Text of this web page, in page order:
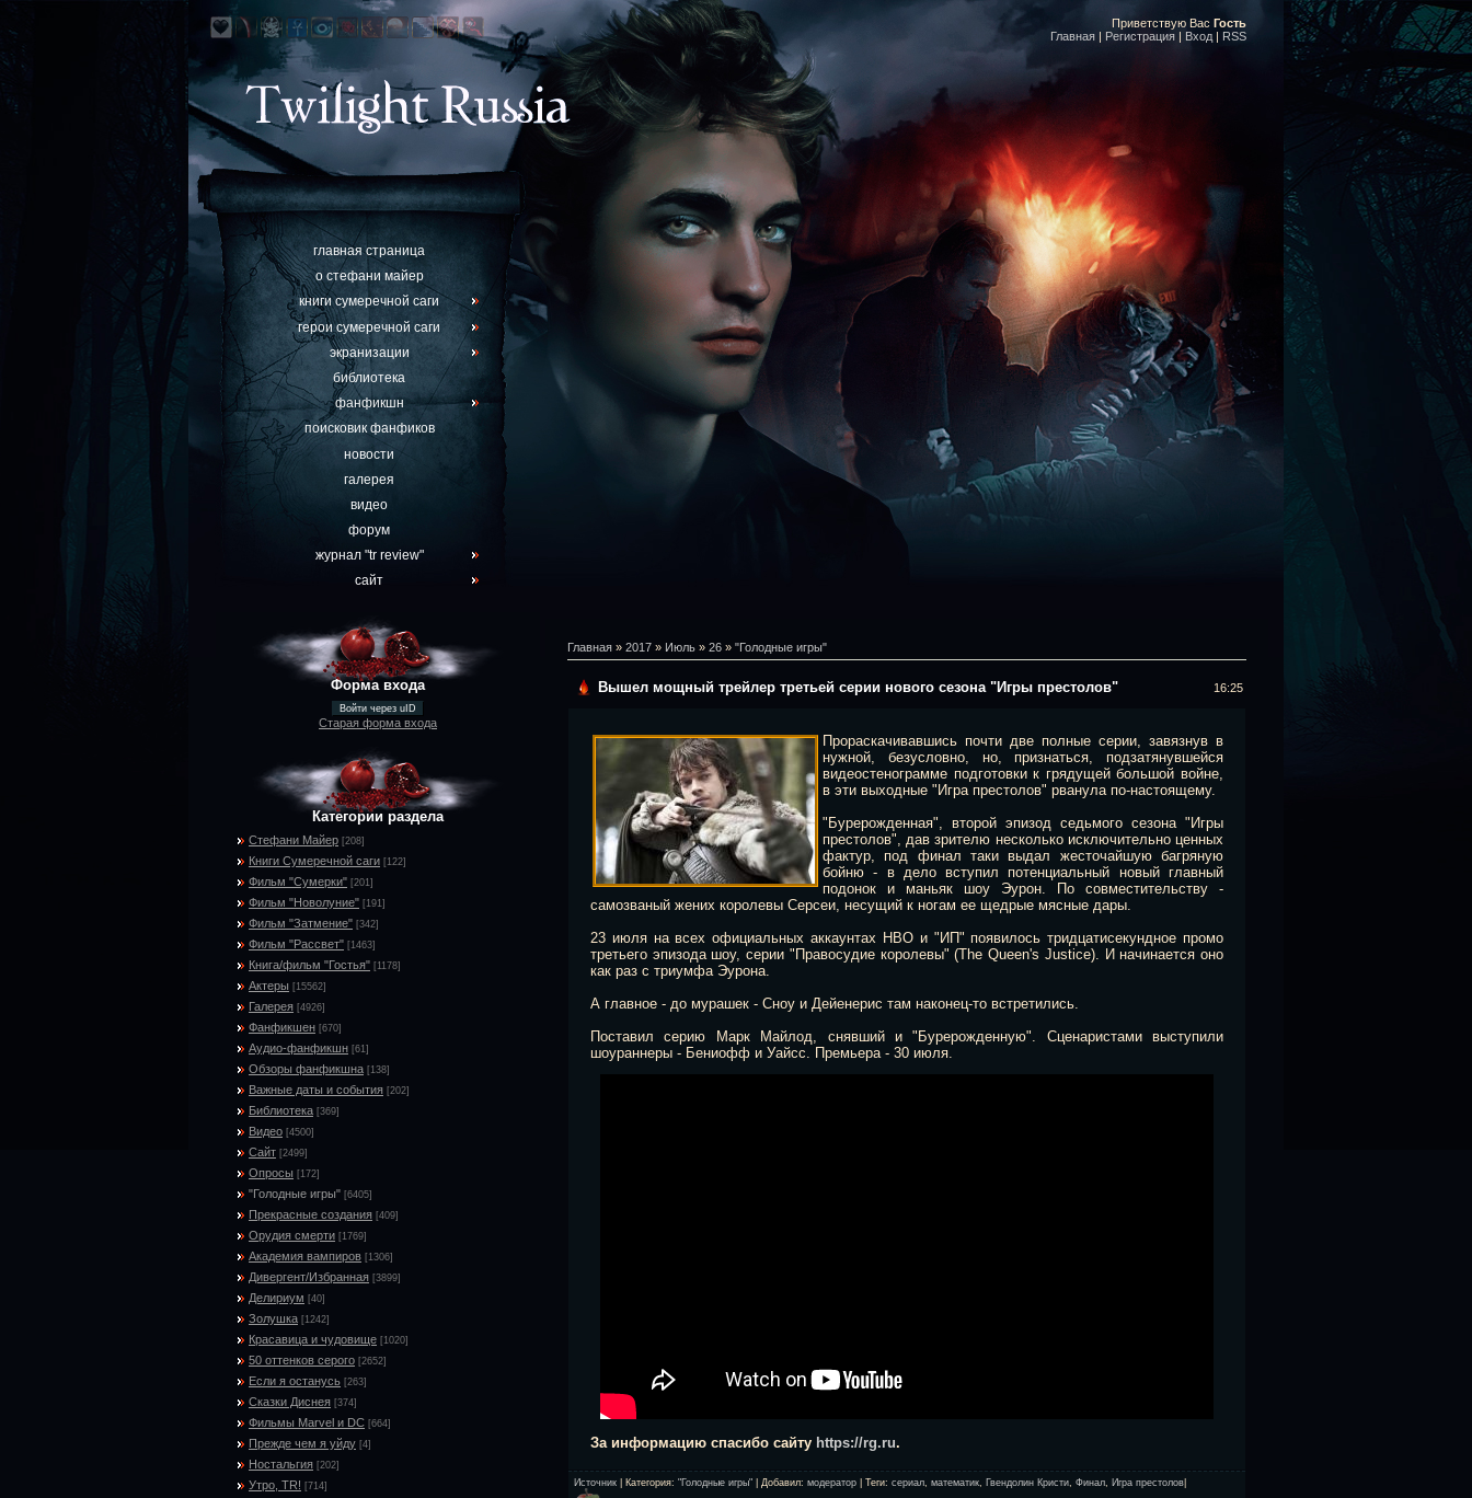
Приветствую Вас Гость
Главная | Регистрация | Вход | RSS
главная страница
о стефани майер
книги сумеречной саги
герои сумеречной саги
экранизации
библиотека
фанфикшн
поисковик фанфиков
новости
галерея
видео
форум
журнал "tr review"
сайт
Форма входа
Войти через uID
Старая форма входа
Категории раздела
Стефани Майер [208]
Книги Сумеречной саги [122]
Фильм "Сумерки" [201]
Фильм "Новолуние" [191]
Фильм "Затмение" [342]
Фильм "Рассвет" [1463]
Книга/фильм "Гостья" [1178]
Актеры [15562]
Галерея [4926]
Фанфикшен [670]
Аудио-фанфикшн [61]
Обзоры фанфикшна [138]
Важные даты и события [202]
Библиотека [369]
Видео [4500]
Сайт [2499]
Опросы [172]
"Голодные игры" [6405]
Прекрасные создания [409]
Орудия смерти [1769]
Академия вампиров [1306]
Дивергент/Избранная [3899]
Делириум [40]
Золушка [1242]
Красавица и чудовище [1020]
50 оттенков серого [2652]
Если я останусь [263]
Сказки Диснея [374]
Фильмы Marvel и DC [664]
Прежде чем я уйду [4]
Ностальгия [202]
Утро, TR! [714]
Главная » 2017 » Июль » 26 » "Голодные игры"
Вышел мощный трейлер третьей серии нового сезона "Игры престолов" 16:25
Прораскачивавшись почти две полные серии, завязнув в
нужной, безусловно, но, признаться, подзатянувшейся
видеостенограмме подготовки к грядущей большой войне,
в эти выходные "Игра престолов" рванула по-настоящему.
"Бурерожденная", второй эпизод седьмого сезона "Игры
престолов", дав зрителю несколько исключительно ценных
фактур, под финал таки выдал жесточайшую багряную
бойню - в дело вступил потенциальный новый главный
подонок и маньяк шоу Эурон. По совместительству -
самозваный жених королевы Серсеи, несущий к ногам ее щедрые мясные дары.
23 июля на всех официальных аккаунтах HBO и "ИП" появилось тридцатисекундное промо
третьего эпизода шоу, серии "Правосудие королевы" (The Queen's Justice). И начинается оно
как раз с триумфа Эурона.
А главное - до мурашек - Сноу и Дейенерис там наконец-то встретились.
Поставил серию Марк Майлод, снявший и "Бурерожденную". Сценаристами выступили
шоураннеры - Бениофф и Уайсс. Премьера - 30 июля.
За информацию спасибо сайту https://rg.ru.
Источник Категория: "Голодные игры" Добавил: модератор Теги: сериал математик Гвендолин Кристи Финал Игра престолов